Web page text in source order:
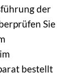
der
Sie
bestellt